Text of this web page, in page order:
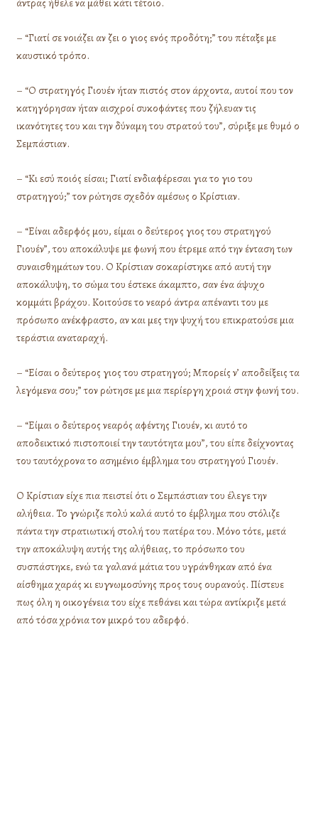
άντρας ήθελε να μάθει κάτι τέτοιο.
– “Γιατί σε νοιάζει αν ζει ο γιος ενός προδότη;” του πέταξε με
καυστικό τρόπο.
– “Ο στρατηγός Γιουέν ήταν πιστός στον άρχοντα, αυτοί που τον
κατηγόρησαν ήταν αισχροί συκοφάντες που ζήλευαν τις
ικανότητες του και την δύναμη του στρατού του”, σύριξε με θυμό ο
Σεμπάστιαν.
– “Κι εσύ ποιός είσαι; Γιατί ενδιαφέρεσαι για το γιο του
στρατηγού;” τον ρώτησε σχεδόν αμέσως ο Κρίστιαν.
– “Είναι αδερφός μου, είμαι ο δεύτερος γιος του στρατηγού
Γιουέν”, του αποκάλυψε με φωνή που έτρεμε από την ένταση των
συναισθημάτων του. Ο Κρίστιαν σοκαρίστηκε από αυτή την
αποκάλυψη, το σώμα του έστεκε άκαμπτο, σαν ένα άψυχο
κομμάτι βράχου. Κοιτούσε το νεαρό άντρα απέναντι του με
πρόσωπο ανέκφραστο, αν και μες την ψυχή του επικρατούσε μια
τεράστια αναταραχή.
– “Είσαι ο δεύτερος γιος του στρατηγού; Μπορείς ν’ αποδείξεις τα
λεγόμενα σου;” τον ρώτησε με μια περίεργη χροιά στην φωνή του.
– “Είμαι ο δεύτερος νεαρός αφέντης Γιουέν, κι αυτό το
αποδεικτικό πιστοποιεί την ταυτότητα μου”, του είπε δείχνοντας
του ταυτόχρονα το ασημένιο έμβλημα του στρατηγού Γιουέν.
Ο Κρίστιαν είχε πια πειστεί ότι ο Σεμπάστιαν του έλεγε την
αλήθεια. Το γνώριζε πολύ καλά αυτό το έμβλημα που στόλιζε
πάντα την στρατιωτική στολή του πατέρα του. Μόνο τότε, μετά
την αποκάλυψη αυτής της αλήθειας, το πρόσωπο του
συσπάστηκε, ενώ τα γαλανά μάτια του υγράνθηκαν από ένα
αίσθημα χαράς κι ευγνωμοσύνης προς τους ουρανούς. Πίστευε
πως όλη η οικογένεια του είχε πεθάνει και τώρα αντίκριζε μετά
από τόσα χρόνια τον μικρό του αδερφό.